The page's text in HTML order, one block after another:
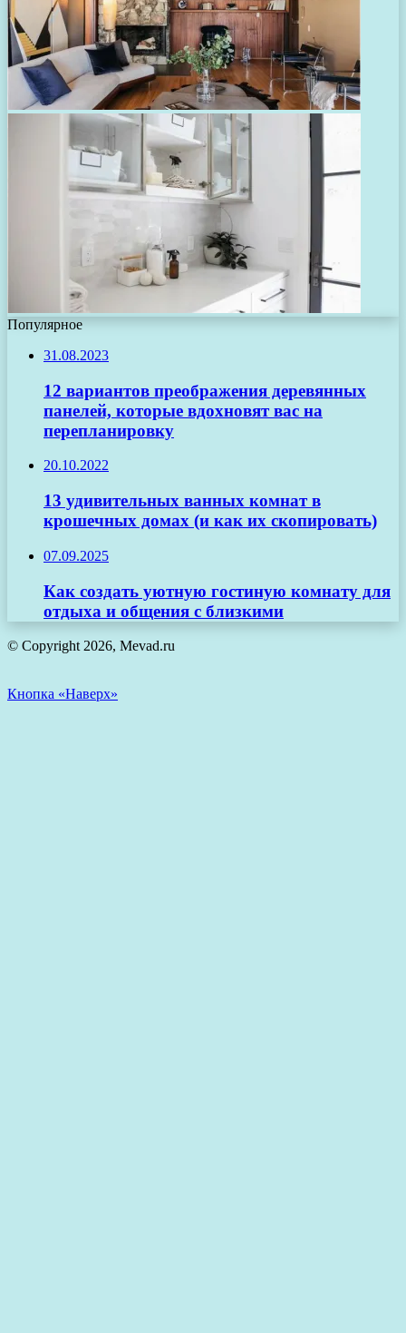
Популярное
31.08.2023
12 вариантов преображения деревянных
панелей, которые вдохновят вас на
перепланировку
20.10.2022
13 удивительных ванных комнат в
крошечных домах (и как их скопировать)
07.09.2025
Как создать уютную гостиную комнату для
отдыха и общения с близкими
© Copyright 2026, Mevad.ru
Кнопка «Наверх»